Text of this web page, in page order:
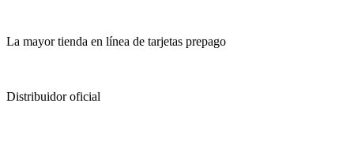
La mayor tienda en línea de tarjetas prepago
Distribuidor oficial